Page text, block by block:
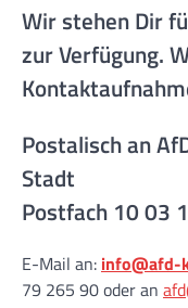
Wir stehen Dir
zur Verfügung.
Postalisch an
Stadt
Postfach 10 03
E-Mail an: info@afd-
79 265 90 oder an